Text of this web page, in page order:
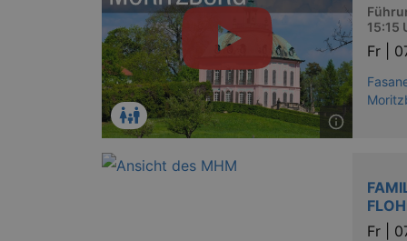
15:15
Fr |
Fr |
Name